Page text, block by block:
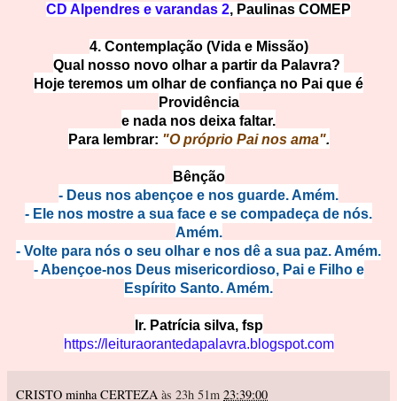
CD Alpendres e varandas 2, Paulinas COMEP
4. Contemplação (Vida e Missão)
Qual nosso novo olhar a partir da Palavra?
Hoje teremos um olhar de confiança no Pai que é
Providência
e nada nos deixa faltar.
Para lembrar: "O próprio Pai nos ama".
Bênção
- Deus nos abençoe e nos guarde. Amém.
- Ele nos mostre a sua face e se compadeça de nós.
Amém.
- Volte para nós o seu olhar e nos dê a sua paz. Amém.
- Abençoe-nos Deus misericordioso, Pai e Filho e
Espírito Santo. Amém.
Ir. Patrícia silva, fsp
https://leituraorantedapalavra.blogspot.com
CRISTO minha CERTEZA às 23h 51m 23:39:00